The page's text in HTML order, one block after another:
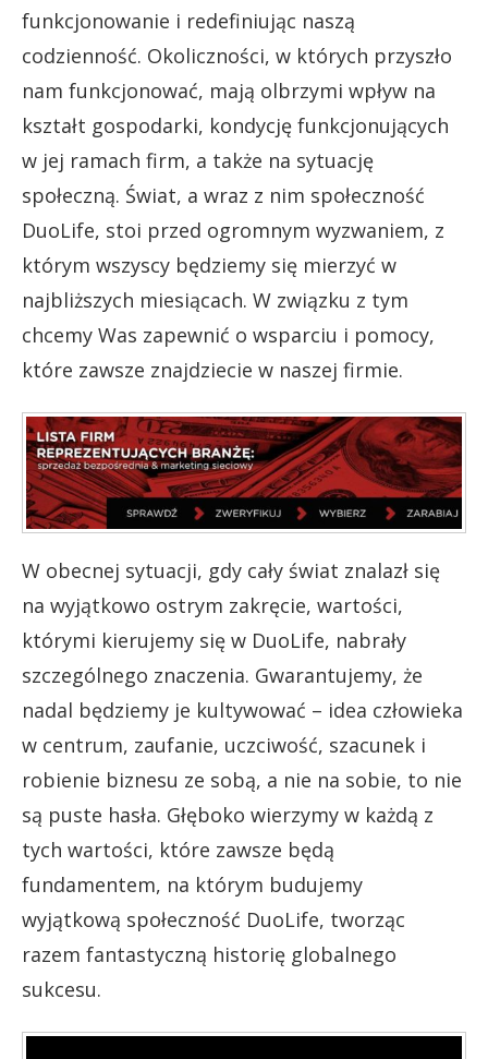
funkcjonowanie i redefiniując naszą
codzienność. Okoliczności, w których przyszło
nam funkcjonować, mają olbrzymi wpływ na
kształt gospodarki, kondycję funkcjonujących
w jej ramach firm, a także na sytuację
społeczną. Świat, a wraz z nim społeczność
DuoLife, stoi przed ogromnym wyzwaniem, z
którym wszyscy będziemy się mierzyć w
najbliższych miesiącach. W związku z tym
chcemy Was zapewnić o wsparciu i pomocy,
które zawsze znajdziecie w naszej firmie.
W obecnej sytuacji, gdy cały świat znalazł się
na wyjątkowo ostrym zakręcie, wartości,
którymi kierujemy się w DuoLife, nabrały
szczególnego znaczenia. Gwarantujemy, że
nadal będziemy je kultywować – idea człowieka
w centrum, zaufanie, uczciwość, szacunek i
robienie biznesu ze sobą, a nie na sobie, to nie
są puste hasła. Głęboko wierzymy w każdą z
tych wartości, które zawsze będą
fundamentem, na którym budujemy
wyjątkową społeczność DuoLife, tworząc
razem fantastyczną historię globalnego
sukcesu.